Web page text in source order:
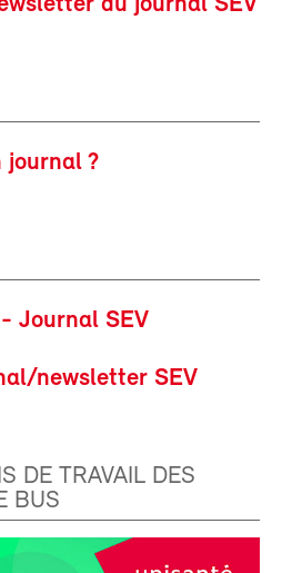
du journal SEV
?
Journal SEV
newsletter SEV
DE TRAVAIL DES
BUS